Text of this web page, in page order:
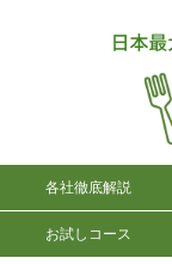
各社徹底解説
お試しコース